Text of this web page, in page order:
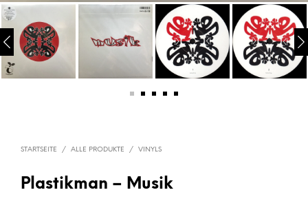
STARTSEITE / ALLE PRODUKTE / VINYLS
Plastikman – Musik